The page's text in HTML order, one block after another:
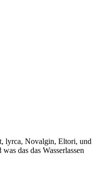
lyrca, Novalgin, Eltori, und
das das Wasserlassen